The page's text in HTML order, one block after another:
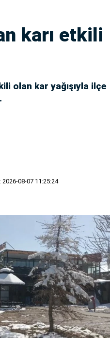
karı etkili
olan kar yağışıyla ilçe
2026-08-07 11:25:24